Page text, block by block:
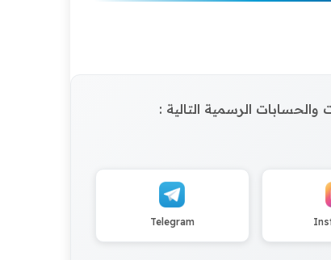
والحسابات الرسمية التالية :
Telegram